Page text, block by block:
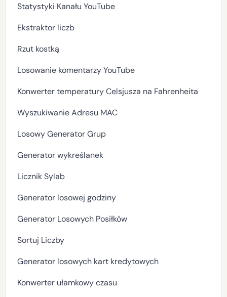
Statystyki Kanału YouTube
Ekstraktor liczb
Rzut kostką
Losowanie komentarzy YouTube
Konwerter temperatury Celsjusza na Fahrenheita
Wyszukiwanie Adresu MAC
Losowy Generator Grup
Generator wykreślanek
Licznik Sylab
Generator losowej godziny
Generator Losowych Posiłków
Sortuj Liczby
Generator losowych kart kredytowych
Konwerter ułamkowy czasu